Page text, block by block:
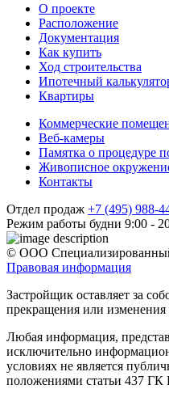
О проекте
Раcположение
Документация
Как купить
Ход строительства
Ипотечный
Квартиры
Коммерческие
Веб-камеры
Памятка о процедуре
Живописное
Контакты
Отдел продаж +7 (495) 988-
Режим работы будни 9:00 -
© ООО
Правовая информация
Застройщик оставляет за
прекращения или
Любая информация,
исключительно
условиях не является
положениями статьи 437 ГК